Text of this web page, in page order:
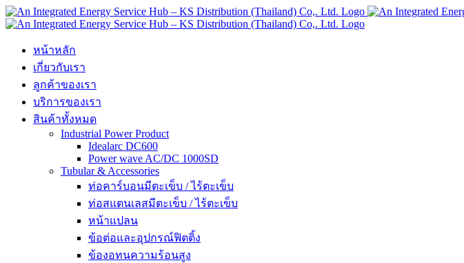
Skip
to
หน้าหลัก
เกี่ยวกับเรา
ลูกค้าของเรา
บริการของเรา
สินค้าทั้งหมด
Industrial Power Product
Idealarc DC600
Power wave AC/DC 1000SD
Tubular & Accessories
ท่อคาร์บอนมีตะเข็บ / ไร้ตะเข็บ
ท่อสแตนเลสมีตะเข็บ / ไร้ตะเข็บ
หน้าแปลน
ข้อต่อและอุปกรณ์ฟิตติ้ง
ข้องอทนความร้อนสูง